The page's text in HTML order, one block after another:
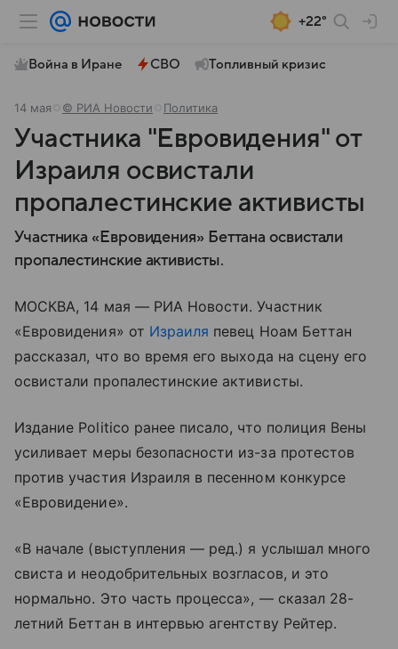
+22°
Война в Иране СВО Топливный кризис
14 мая © РИА Новости Политика
Участника "Евровидения" от
Израиля освистали
пропалестинские активисты
Участника «Евровидения» Беттана освистали
пропалестинские активисты.
МОСКВА, 14 мая — РИА Новости. Участник
«Евровидения» от Израиля певец Ноам Беттан
рассказал, что во время его выхода на сцену его
освистали пропалестинские активисты.
Издание Politico ранее писало, что полиция Вены
усиливает меры безопасности из-за протестов
против участия Израиля в песенном конкурсе
«Евровидение».
«В начале (выступления — ред.) я услышал много
свиста и неодобрительных возгласов, и это
нормально. Это часть процесса», — сказал 28-
летний Беттан в интервью агентству Рейтер.